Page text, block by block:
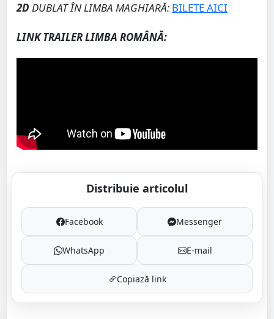
2D DUBLAT ÎN LIMBA MAGHIARĂ: BILETE AICI
LINK TRAILER LIMBA ROMÂNĂ:
Distribuie articolul
Facebook Messenger
WhatsApp E-mail
Copiază link